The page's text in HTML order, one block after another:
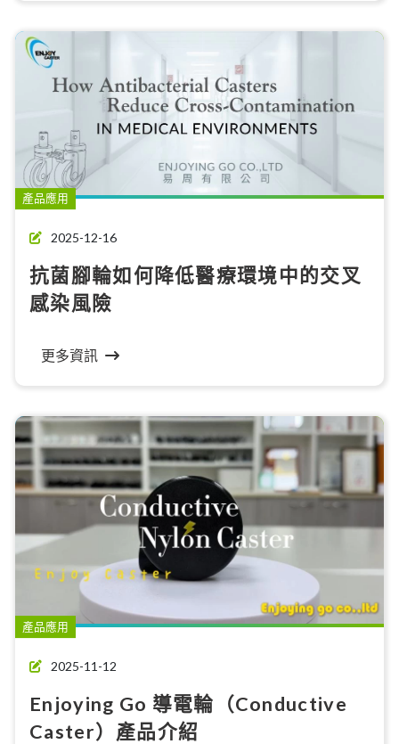
產品應用
2025-12-16
抗菌腳輪如何降低醫療環境中的交叉
感染風險
更多資訊
產品應用
2025-11-12
Enjoying Go 導電輪（Conductive
Caster）產品介紹